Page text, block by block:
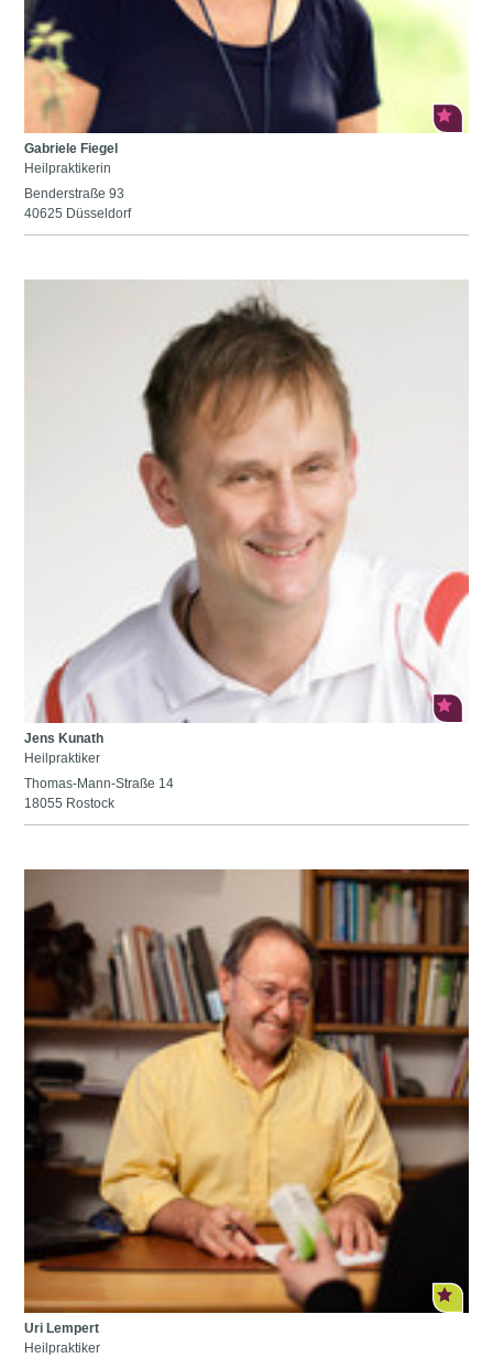
Gabriele Fiegel
Heilpraktikerin
Benderstraße 93
40625 Düsseldorf
Jens Kunath
Heilpraktiker
Thomas-Mann-Straße 14
18055 Rostock
Uri Lempert
Heilpraktiker